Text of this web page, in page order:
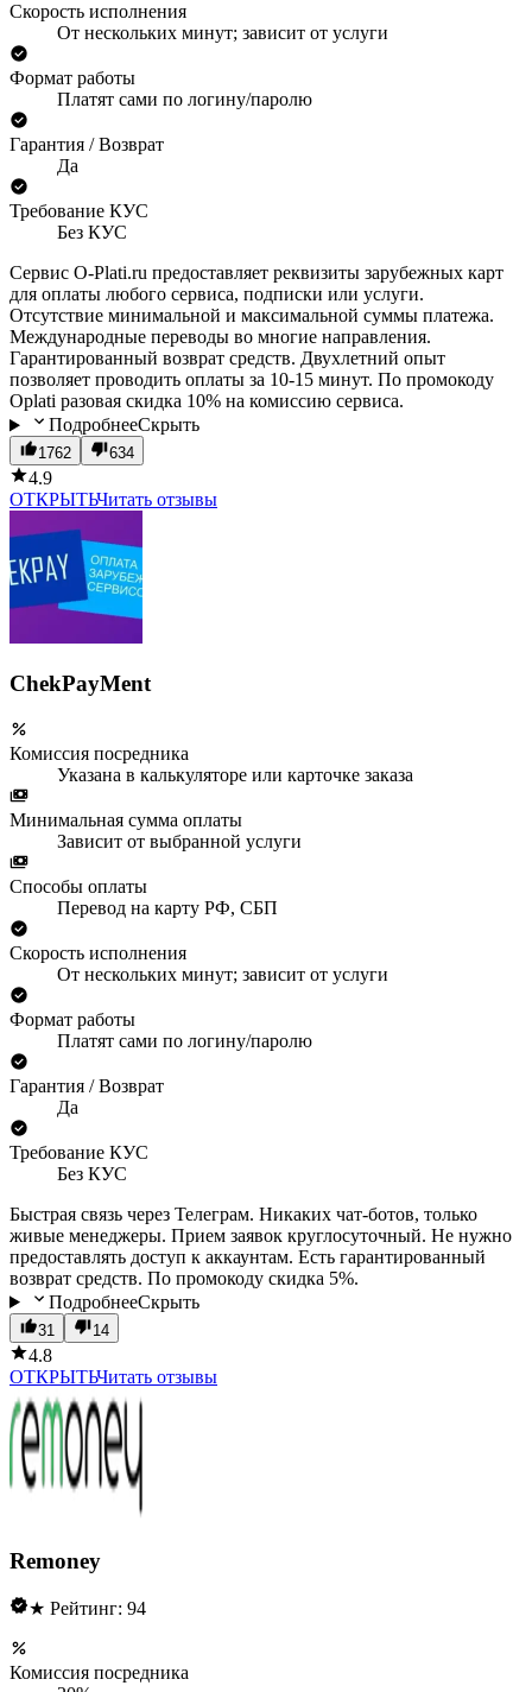
Скорость исполнения
От нескольких минут; зависит от услуги
Формат работы
Платят сами по логину/паролю
Гарантия / Возврат
Да
Требование КУС
Без КУС
Сервис O-Plati.ru предоставляет реквизиты зарубежных карт
для оплаты любого сервиса, подписки или услуги.
Отсутствие минимальной и максимальной суммы платежа.
Международные переводы во многие направления.
Гарантированный возврат средств. Двухлетний опыт
позволяет проводить оплаты за 10-15 минут. По промокоду
Oplati разовая скидка 10% на комиссию сервиса.
ПодробнееСкрыть
1762 634
4.9
ОТКРЫТЬЧитать отзывы
ChekPayMent
Комиссия посредника
Указана в калькуляторе или карточке заказа
Минимальная сумма оплаты
Зависит от выбранной услуги
Способы оплаты
Перевод на карту РФ, СБП
Скорость исполнения
От нескольких минут; зависит от услуги
Формат работы
Платят сами по логину/паролю
Гарантия / Возврат
Да
Требование КУС
Без КУС
Быстрая связь через Телеграм. Никаких чат-ботов, только
живые менеджеры. Прием заявок круглосуточный. Не нужно
предоставлять доступ к аккаунтам. Есть гарантированный
возврат средств. По промокоду скидка 5%.
ПодробнееСкрыть
31 14
4.8
ОТКРЫТЬЧитать отзывы
Remoney
★ Рейтинг: 94
Комиссия посредника